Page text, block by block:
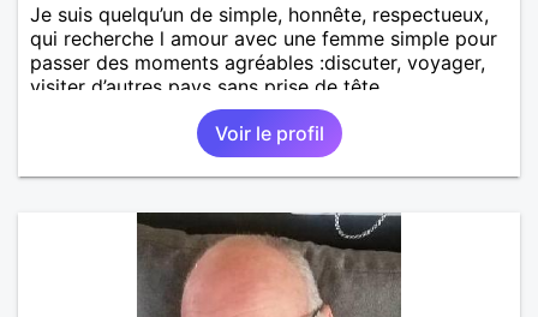
Je suis quelqu’un de simple, honnête, respectueux,
qui recherche l amour avec une femme simple pour
passer des moments agréables :discuter, voyager,
visiter d’autres pays sans prise de tête.
Voir le profil